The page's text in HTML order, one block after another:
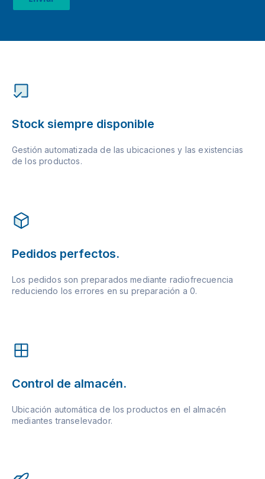
Stock siempre disponible
Gestión automatizada de las ubicaciones y las existencias
de los productos.
Pedidos perfectos.
Los pedidos son preparados mediante radiofrecuencia
reduciendo los errores en su preparación a 0.
Control de almacén.
Ubicación automática de los productos en el almacén
mediantes transelevador.